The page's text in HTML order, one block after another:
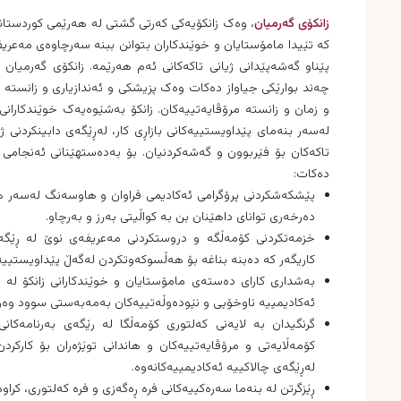
زانکۆی گەرمیان، وەک زانکۆیەکی کەرتی گشتی لە هەرێمی
کە تێیدا مامۆستایان و خوێندکاران بتوانن ببنە سەرچاوەی
پێناو گەشەپێدانی ژیانی تاکەکانی ئەم هەرێمە. زانکۆی
چەند بوارێکی جیاواز دەکات وەک پزیشکی و ئەندازیاری و
و زمان و زانستە مرۆڤایەتییەکان. زانکۆ بەشێوەیەک
لەسەر بنەمای پێداویستییەکانی بازاڕی کار، لەڕێگەی
تاکەکان بۆ فێربوون و گەشەکردنیان. بۆ بەدەستهێنانی
دەکات:
پێشکەشکردنی پرۆگرامی ئەکادیمی فراوان و هاوسەنگ
دەرخەری توانای داهێنان بن بە کواڵیتی بەرز و بەرچاو.
خزمەتکردنی کۆمەڵگە و دروستکردنی مەعریفەی نوێ لە
کاریگەر کە دەبنە بناغە بۆ هەڵسوکەوتکردن لەگەڵ
بەشداری کارای دەستەی مامۆستایان و خوێندکارانی زانکۆ لە
ئەکادیمییە ناوخۆیی و نێودەوڵەتییەکان بەمەبەستی سوود
گرنگیدان بە لایەنی کەلتوری کۆمەڵگا لە رێگەی
کۆمەڵایەتی و مرۆڤایەتییەکان و هاندانی توێژەران بۆ
لەڕێگەی چالاکییە ئەکادیمییەکانەوە.
ڕێزگرتن لە بنەما سەرەکییەکانی فرە ڕەگەزی و فرە کەلتوری،